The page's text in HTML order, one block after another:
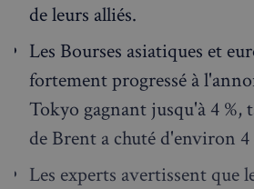
de leurs alliés.
Les Bourses asiatiques et
fortement progressé à
Tokyo gagnant jusqu'à 4 %,
de Brent a chuté d'environ 4
Les experts avertissent que